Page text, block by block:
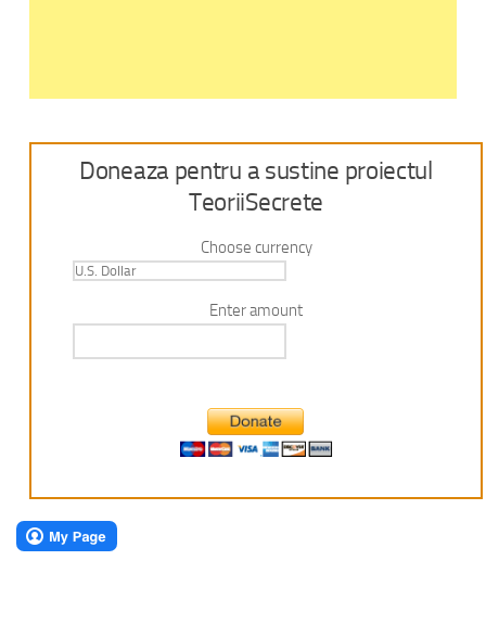
Doneaza pentru a sustine proiectul
TeoriiSecrete
Choose currency
Enter amount